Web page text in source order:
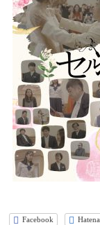
Facebook Hatena